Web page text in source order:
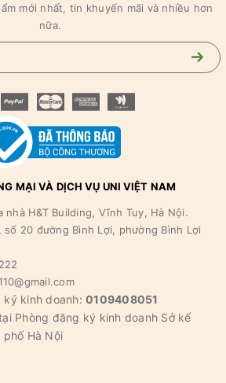
mới nhất, tin khuyến mãi và nhiều hơn
nữa.
MẠI VÀ DỊCH VỤ UNI VIỆT NAM
nhà H&T Building, Vĩnh Tuy, Hà Nội.
số 20 đường Bình Lợi, phường Bình Lợi
ký kinh doanh: 0109408051
Phòng đăng ký kinh doanh Sở kế
Hà Nội